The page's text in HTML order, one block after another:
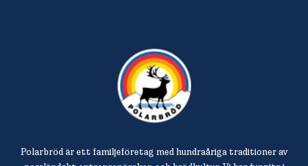
Polarbröd är ett familjeföretag med hundraåriga traditioner av